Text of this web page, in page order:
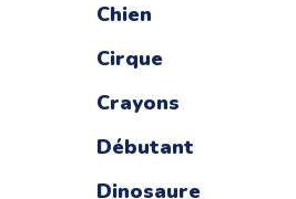
Chien
Cirque
Crayons
Débutant
Dinosaure